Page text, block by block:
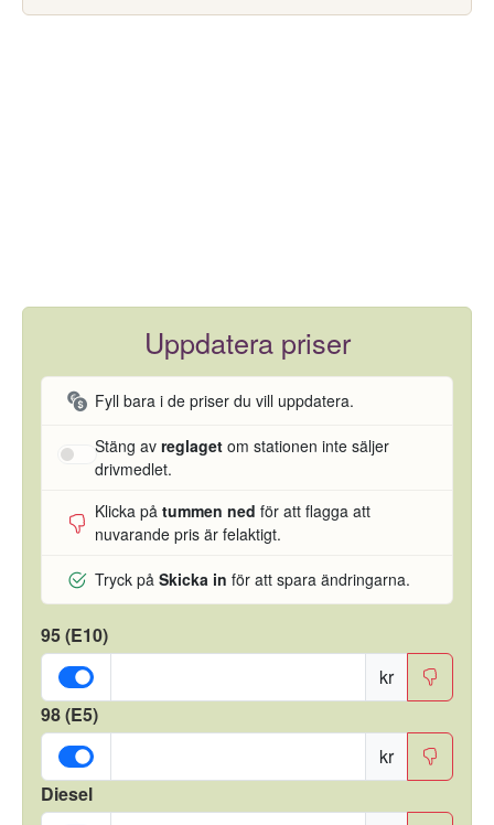
Uppdatera priser
Fyll bara i de priser du vill uppdatera.
Stäng av reglaget om stationen inte säljer
drivmedlet.
Klicka på tummen ned för att flagga att
nuvarande pris är felaktigt.
Tryck på Skicka in för att spara ändringarna.
95 (E10)
kr
98 (E5)
kr
Diesel